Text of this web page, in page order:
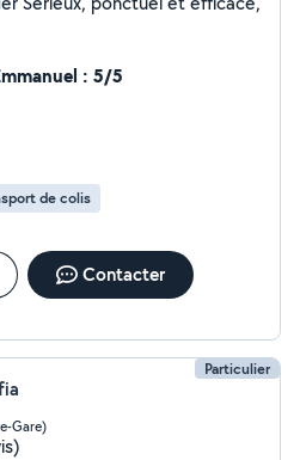
: 5/5
de colis
Contacter
Particulier
Gare)